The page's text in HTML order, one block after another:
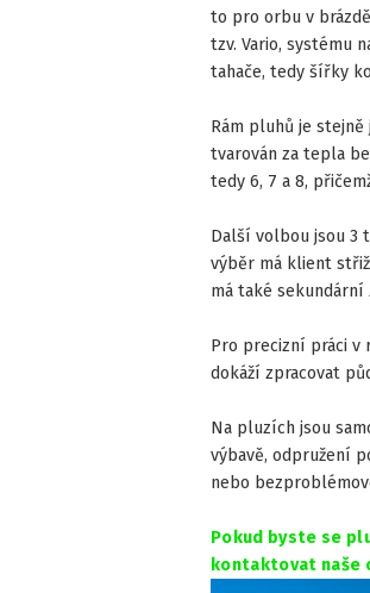
to pro orbu v
tzv. Vario, systému
tahače, tedy šířky
Rám pluhů je
tvarován za tepla
tedy 6, 7 a 8,
Další volbou jsou 3
výběr má klient
má také
Pro precizní práci v
dokáží zpracovat
Na pluzích jsou
výbavě, odpružení
nebo
Pokud byste se
kontaktovat naše